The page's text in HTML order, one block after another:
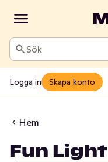
Sök
Logga in Skapa konto
Hem
Fun Light